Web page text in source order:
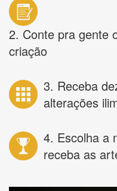
2. Conte pra gente
criação
3. Receba
alterações
4. Escolha a
receba as